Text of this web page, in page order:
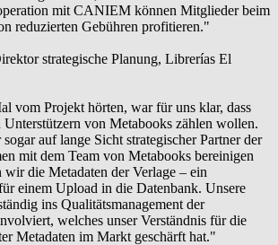
mit CANIEM können Mitglieder beim
reduzierten Gebühren profitieren."
strategische Planung, Librerías El
vom Projekt hörten, war für uns klar, dass
von Metabooks zählen wollen.
auf lange Sicht strategischer Partner der
mit dem Team von Metabooks bereinigen
die Metadaten der Verlage – ein
einem Upload in die Datenbank. Unsere
ins Qualitätsmanagement der
welches unser Verständnis für die
Metadaten im Markt geschärft hat."